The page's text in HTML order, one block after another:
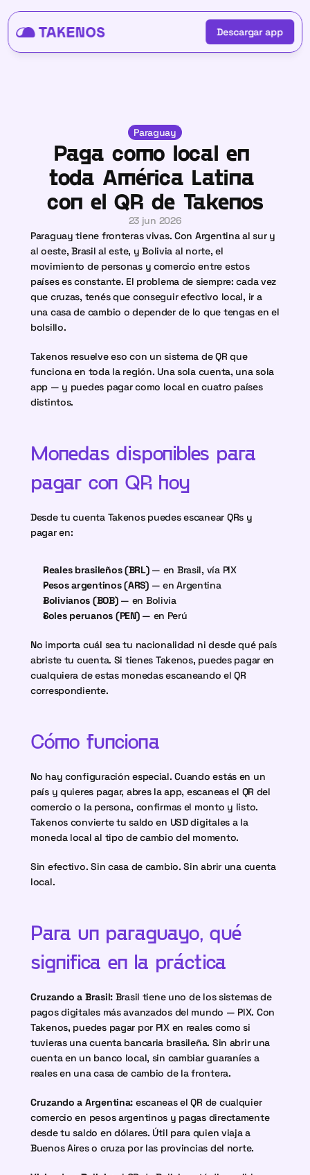
Descargar app
Descargar app
Paraguay
Paga como local en
toda América Latina
con el QR de Takenos
23 jun 2026
Paraguay tiene fronteras vivas. Con Argentina al sur y
al oeste, Brasil al este, y Bolivia al norte, el
movimiento de personas y comercio entre estos
países es constante. El problema de siempre: cada vez
que cruzas, tenés que conseguir efectivo local, ir a
una casa de cambio o depender de lo que tengas en el
bolsillo.
Takenos resuelve eso con un sistema de QR que
funciona en toda la región. Una sola cuenta, una sola
app — y puedes pagar como local en cuatro países
distintos.
Monedas disponibles para
pagar con QR hoy
Desde tu cuenta Takenos puedes escanear QRs y
pagar en:
Reales brasileños (BRL) — en Brasil, vía PIX
Pesos argentinos (ARS) — en Argentina
Bolivianos (BOB) — en Bolivia
Soles peruanos (PEN) — en Perú
No importa cuál sea tu nacionalidad ni desde qué país
abriste tu cuenta. Si tienes Takenos, puedes pagar en
cualquiera de estas monedas escaneando el QR
correspondiente.
Cómo funciona
No hay configuración especial. Cuando estás en un
país y quieres pagar, abres la app, escaneas el QR del
comercio o la persona, confirmas el monto y listo.
Takenos convierte tu saldo en USD digitales a la
moneda local al tipo de cambio del momento.
Sin efectivo. Sin casa de cambio. Sin abrir una cuenta
local.
Para un paraguayo, qué
significa en la práctica
Cruzando a Brasil: Brasil tiene uno de los sistemas de
pagos digitales más avanzados del mundo — PIX. Con
Takenos, puedes pagar por PIX en reales como si
tuvieras una cuenta bancaria brasileña. Sin abrir una
cuenta en un banco local, sin cambiar guaraníes a
reales en una casa de cambio de la frontera.
Cruzando a Argentina: escaneas el QR de cualquier
comercio en pesos argentinos y pagas directamente
desde tu saldo en dólares. Útil para quien viaja a
Buenos Aires o cruza por las provincias del norte.